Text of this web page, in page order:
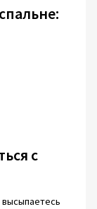
с
высыпаетесь